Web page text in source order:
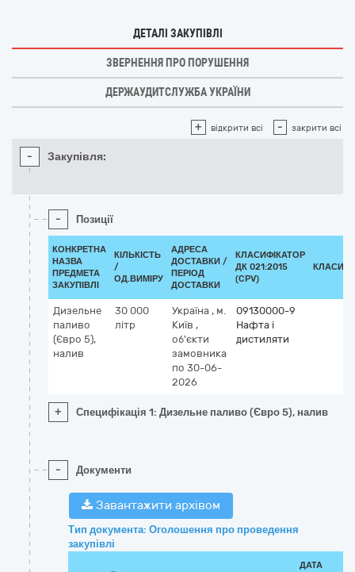
ДЕТАЛІ ЗАКУПІВЛІ
ЗВЕРНЕННЯ ПРО ПОРУШЕННЯ
ДЕРЖАУДИТСЛУЖБА УКРАЇНИ
+ відкрити всі - закрити всі
- Закупівля:
- Позиції
КОНКРЕТНА
НАЗВА
ПРЕДМЕТА
ЗАКУПІВЛІ
КІЛЬКІСТЬ
/
ОД.ВИМІРУ
АДРЕСА
ДОСТАВКИ /
ПЕРІОД
ДОСТАВКИ
КЛАСИФІКАТОР
ДК 021:2015
(CPV)
Дизельне
паливо
(Євро 5),
налив
30 000
літр
Україна , м.
Київ ,
об'єкти
замовника
по 30-06-
2026
09130000-9
Нафта і
дистиляти
+ Специфікація 1: Дизельне паливо (Євро 5), налив
- Документи
Завантажити архівом
Тип документа: Оголошення про проведення
закупівлі
ДАТА